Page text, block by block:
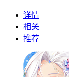
详情
相关
推荐